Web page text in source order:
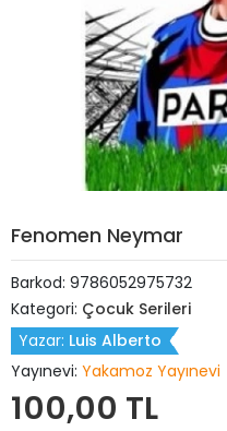
Fenomen Neymar
Barkod: 9786052975732
Kategori: Çocuk Serileri
Yazar: Luis Alberto
Yayınevi: Yakamoz Yayınevi
100,00 TL